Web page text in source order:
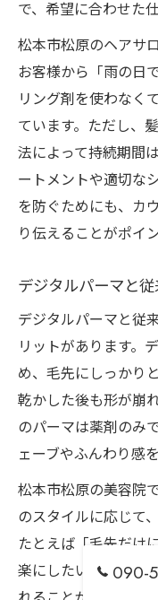
で、希望に合わせた
松本市松原のヘアサ
お客様から「雨の日
リング剤を使わなく
ています。ただし、
法によって持続期間
ートメントや適切な
を防ぐためにも、カ
り伝えることがポイ
デジタルパーマと
デジタルパーマと従
リットがあります。
め、毛先にしっかり
乾かした後も形が崩
のパーマは薬剤のみ
ェーブやふんわり感
松本市松原の美容院
のスタイルに応じて
たとえば「毛先だけ
楽にしたい」といっ
090-